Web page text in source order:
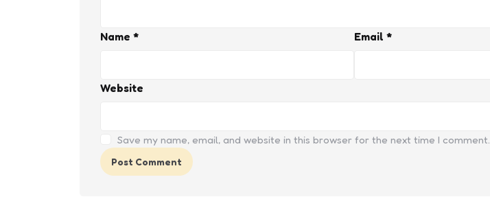
Name * Email *
Website
Save my name, email, and website in this browser for the next time I comment.